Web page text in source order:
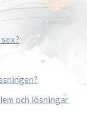
och lösningar